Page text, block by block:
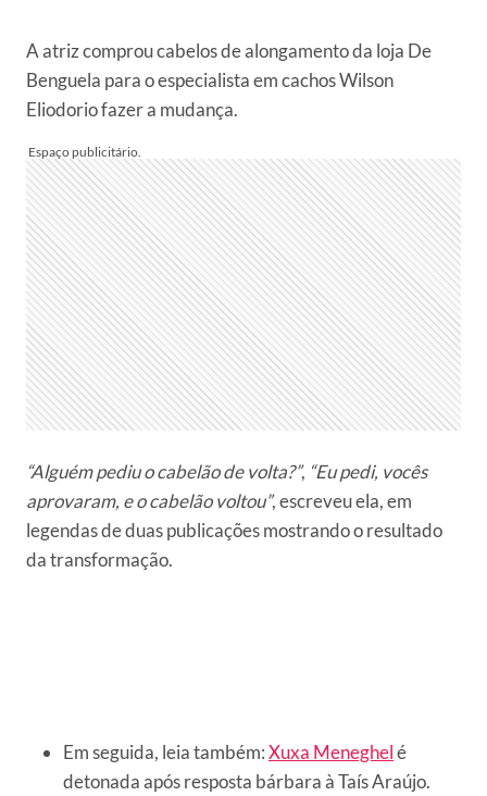
A atriz comprou cabelos de alongamento da loja De
Benguela para o especialista em cachos Wilson
Eliodorio fazer a mudança.
“Alguém pediu o cabelão de volta?”, “Eu pedi, vocês
aprovaram, e o cabelão voltou”, escreveu ela, em
legendas de duas publicações mostrando o resultado
da transformação.
Em seguida, leia também:Xuxa Meneghelé
detonada após resposta bárbara à Taís Araújo.